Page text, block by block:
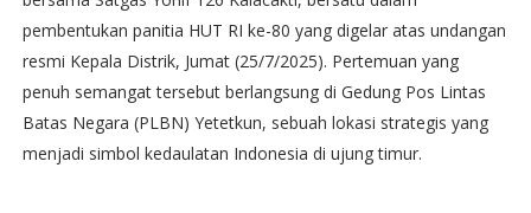
pembentukan panitia HUT RI ke-80 yang digelar atas undangan
resmi Kepala Distrik, Jumat (25/7/2025). Pertemuan yang
penuh semangat tersebut berlangsung di Gedung Pos Lintas
Batas Negara (PLBN) Yetetkun, sebuah lokasi strategis yang
menjadi simbol kedaulatan Indonesia di ujung timur.